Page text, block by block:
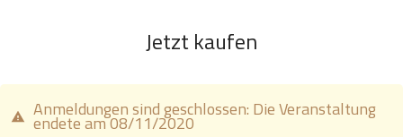
Jetzt kaufen
Anmeldungen sind geschlossen: Die Veranstaltung
endete am 08/11/2020